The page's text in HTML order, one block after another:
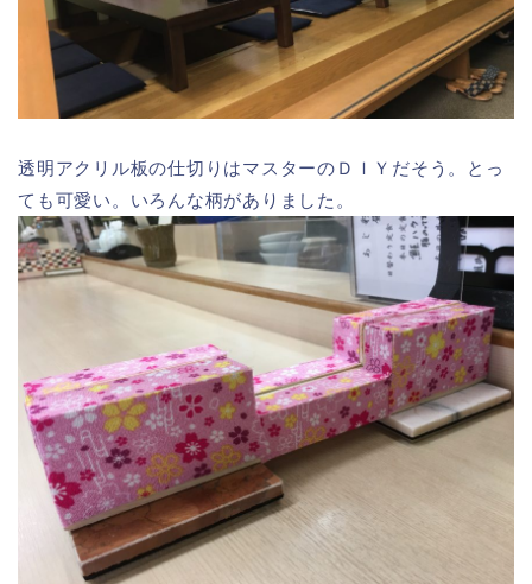
透明アクリル板の仕切りはマスターのＤＩＹだそう。とっ
ても可愛い。いろんな柄がありました。